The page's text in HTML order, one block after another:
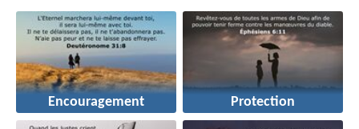
Encouragement Protection